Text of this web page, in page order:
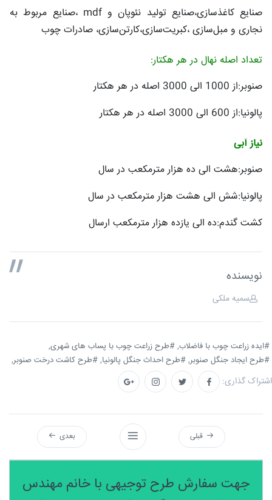
صنایع کاغذسازی،صنایع تولید نئوپان وmdf ،صنایع مربوط به
نجاری و مبل‌سازی ،کبریت‌سازی،کارتن‌سازی، صادرات چوب
تعداد اصله نهال در هر هکتار:
صنوبر:از 1000 الی 3000 اصله در هر هکتار
پالونیا:از 600 الی 3000 اصله در هر هکتار
نیاز آبی
صنوبر:هشت الی ده هزار مترمکعب در سال
پالونیا:شش الی هشت هزار مترمکعب در سال
کشت گندم:ده الی یازده هزار مترمکعب ارسال
نویسنده
سمیه ملکی
#ایده زراعت چوب با فاضلاب, #طرح زراعت چوب با پساب های شهری,
#طرح ایجاد جنگل صنوبر, #طرح احداث جنگل پالونیا, #طرح کاشت درخت صنوبر,
اشتراک گذاری:
قبلی بعدی
جهت سفارش طرح توجیهی با خانم مهندس